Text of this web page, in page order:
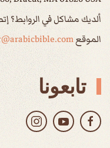
ألديك مشاكل في الروابط؟
الموقع
تابعونا